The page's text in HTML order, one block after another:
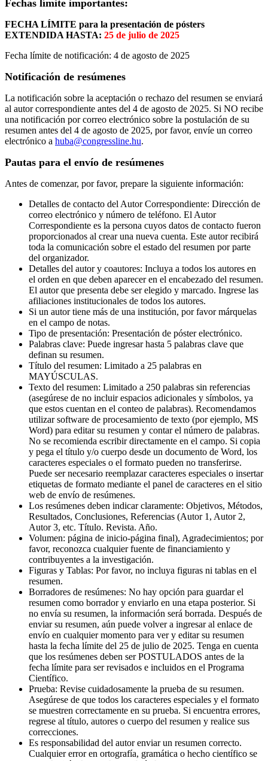
Fechas límite importantes:
FECHA LÍMITE para la presentación de pósters
EXTENDIDA HASTA: 25 de julio de 2025
Fecha límite de notificación: 4 de agosto de 2025
Notificación de resúmenes
La notificación sobre la aceptación o rechazo del resumen se enviará
al autor correspondiente antes del 4 de agosto de 2025. Si NO recibe
una notificación por correo electrónico sobre la postulación de su
resumen antes del 4 de agosto de 2025, por favor, envíe un correo
electrónico a huba@congressline.hu.
Pautas para el envío de resúmenes
Antes de comenzar, por favor, prepare la siguiente información:
Detalles de contacto del Autor Correspondiente: Dirección de
correo electrónico y número de teléfono. El Autor
Correspondiente es la persona cuyos datos de contacto fueron
proporcionados al crear una nueva cuenta. Este autor recibirá
toda la comunicación sobre el estado del resumen por parte
del organizador.
Detalles del autor y coautores: Incluya a todos los autores en
el orden en que deben aparecer en el encabezado del resumen.
El autor que presenta debe ser elegido y marcado. Ingrese las
afiliaciones institucionales de todos los autores.
Si un autor tiene más de una institución, por favor márquelas
en el campo de notas.
Tipo de presentación: Presentación de póster electrónico.
Palabras clave: Puede ingresar hasta 5 palabras clave que
definan su resumen.
Título del resumen: Limitado a 25 palabras en
MAYÚSCULAS.
Texto del resumen: Limitado a 250 palabras sin referencias
(asegúrese de no incluir espacios adicionales y símbolos, ya
que estos cuentan en el conteo de palabras). Recomendamos
utilizar software de procesamiento de texto (por ejemplo, MS
Word) para editar su resumen y contar el número de palabras.
No se recomienda escribir directamente en el campo. Si copia
y pega el título y/o cuerpo desde un documento de Word, los
caracteres especiales o el formato pueden no transferirse.
Puede ser necesario reemplazar caracteres especiales o insertar
etiquetas de formato mediante el panel de caracteres en el sitio
web de envío de resúmenes.
Los resúmenes deben indicar claramente: Objetivos, Métodos,
Resultados, Conclusiones, Referencias (Autor 1, Autor 2,
Autor 3, etc. Título. Revista. Año.
Volumen: página de inicio-página final), Agradecimientos; por
favor, reconozca cualquier fuente de financiamiento y
contribuyentes a la investigación.
Figuras y Tablas: Por favor, no incluya figuras ni tablas en el
resumen.
Borradores de resúmenes: No hay opción para guardar el
resumen como borrador y enviarlo en una etapa posterior. Si
no envía su resumen, la información será borrada. Después de
enviar su resumen, aún puede volver a ingresar al enlace de
envío en cualquier momento para ver y editar su resumen
hasta la fecha límite del 25 de julio de 2025. Tenga en cuenta
que los resúmenes deben ser POSTULADOS antes de la
fecha límite para ser revisados e incluidos en el Programa
Científico.
Prueba: Revise cuidadosamente la prueba de su resumen.
Asegúrese de que todos los caracteres especiales y el formato
se muestren correctamente en su prueba. Si encuentra errores,
regrese al título, autores o cuerpo del resumen y realice sus
correcciones.
Es responsabilidad del autor enviar un resumen correcto.
Cualquier error en ortografía, gramática o hecho científico se